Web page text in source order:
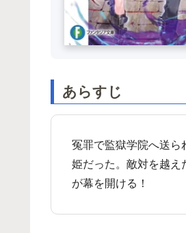
あらすじ
冤罪で監獄学院へ送ら
姫だった。敵対を越え
が幕を開ける！